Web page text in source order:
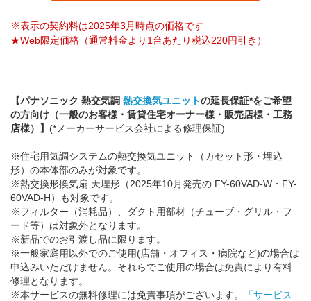
※表示の契約料は2025年3月時点の価格です
★Web限定価格（通常料金より1台あたり税込220円引き）
【パナソニック 熱交気調 熱交換気ユニットの延長保証*をご希望
の方向け（一般のお客様・賃貸住宅オーナー様・販売店様・工務
店様）】 (*メーカーサービス会社による修理保証)
※住宅用気調システムの熱交換気ユニット（カセット形・埋込
形）の本体部のみが対象です。
※熱交換形換気扇 天埋形（2025年10月発売の FY-60VAD-W・FY-
60VAD-H）も対象です。
※フィルター（消耗品）、ダクト用部材（チューブ・グリル・フ
ード等）は対象外となります。
※新品でのお引渡し品に限ります。
※一般家庭用以外でのご使用(店舗・オフィス・病院など)の場合は
申込みいただけません。それらでご使用の場合は免責により有料
修理となります。
※本サービスの無料修理には免責事項がございます。
「サービス